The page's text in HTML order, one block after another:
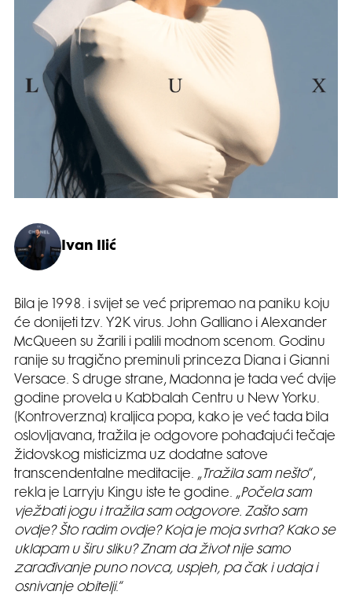
Ivan Ilić
Bila je 1998. i svijet se već pripremao na paniku koju
će donijeti tzv. Y2K virus. John Galliano i Alexander
McQueen su žarili i palili modnom scenom. Godinu
ranije su tragično preminuli princeza Diana i Gianni
Versace. S druge strane, Madonna je tada već dvije
godine provela u Kabbalah Centru u New Yorku.
(Kontroverzna) kraljica popa, kako je već tada bila
oslovljavana, tražila je odgovore pohađajući tečaje
židovskog misticizma uz dodatne satove
transcendentalne meditacije. „Tražila sam nešto“,
rekla je Larryju Kingu iste te godine. „Počela sam
vježbati jogu i tražila sam odgovore. Zašto sam
ovdje? Što radim ovdje? Koja je moja svrha? Kako se
uklapam u širu sliku? Znam da život nije samo
zarađivanje puno novca, uspjeh, pa čak i udaja i
osnivanje obitelji.“